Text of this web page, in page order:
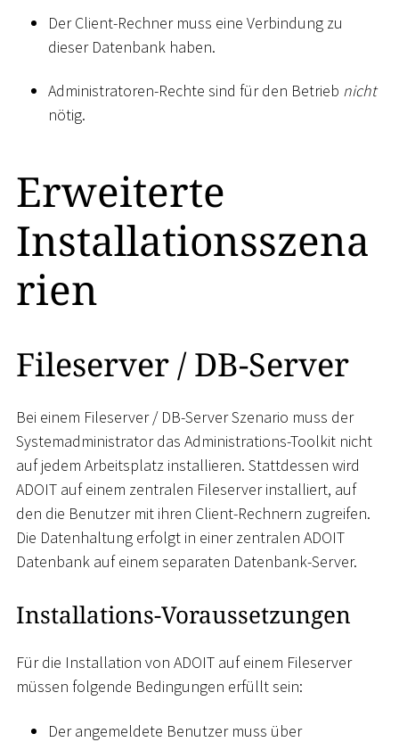
Der Client-Rechner muss eine Verbindung zu
dieser Datenbank haben.
Administratoren-Rechte sind für den Betrieb nicht
nötig.
Erweiterte
Installationsszena
rien
Fileserver / DB-Server
Bei einem Fileserver / DB-Server Szenario muss der
Systemadministrator das Administrations-Toolkit nicht
auf jedem Arbeitsplatz installieren. Stattdessen wird
ADOIT auf einem zentralen Fileserver installiert, auf
den die Benutzer mit ihren Client-Rechnern zugreifen.
Die Datenhaltung erfolgt in einer zentralen ADOIT
Datenbank auf einem separaten Datenbank-Server.
Installations-Voraussetzungen
Für die Installation von ADOIT auf einem Fileserver
müssen folgende Bedingungen erfüllt sein:
Der angemeldete Benutzer muss über